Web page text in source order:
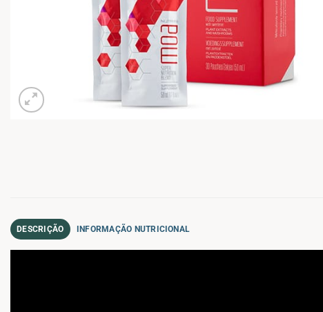
DESCRIÇÃO INFORMAÇÃO NUTRICIONAL